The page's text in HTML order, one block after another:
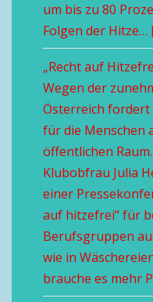
um bis zu 80
Folgen der Hitze…
„Recht auf
Wegen der
Österreich fordert
für die Menschen
öffentlichen
Klubobfrau Julia
einer
auf hitzefrei“ für
Berufsgruppen
wie in
brauche es mehr